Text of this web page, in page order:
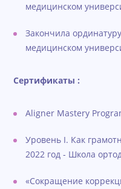
медицинском
Закончила
медицинском
Сертификаты :
Aligner Mastery
Уровень I. Как
2022 год - Школа
«Сокращение